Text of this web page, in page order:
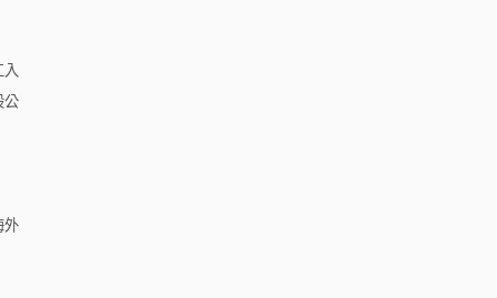
公
外